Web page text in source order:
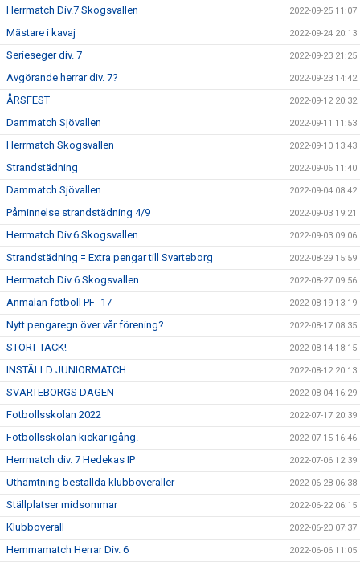
Herrmatch Div.7 Skogsvallen 2022-09-25 11:07
Mästare i kavaj 2022-09-24 20:13
Serieseger div. 7 2022-09-23 21:25
Avgörande herrar div. 7? 2022-09-23 14:42
ÅRSFEST 2022-09-12 20:32
Dammatch Sjövallen 2022-09-11 11:53
Herrmatch Skogsvallen 2022-09-10 13:43
Strandstädning 2022-09-06 11:40
Dammatch Sjövallen 2022-09-04 08:42
Påminnelse strandstädning 4/9 2022-09-03 19:21
Herrmatch Div.6 Skogsvallen 2022-09-03 09:06
Strandstädning = Extra pengar till Svarteborg 2022-08-29 15:59
Herrmatch Div 6 Skogsvallen 2022-08-27 09:56
Anmälan fotboll PF -17 2022-08-19 13:19
Nytt pengaregn över vår förening? 2022-08-17 08:35
STORT TACK! 2022-08-14 18:15
INSTÄLLD JUNIORMATCH 2022-08-12 20:13
SVARTEBORGS DAGEN 2022-08-04 16:29
Fotbollsskolan 2022 2022-07-17 20:39
Fotbollsskolan kickar igång. 2022-07-15 16:46
Herrmatch div. 7 Hedekas IP 2022-07-06 12:39
Uthämtning beställda klubboveraller 2022-06-28 06:38
Ställplatser midsommar 2022-06-22 06:15
Klubboverall 2022-06-20 07:37
Hemmamatch Herrar Div. 6 2022-06-06 11:05